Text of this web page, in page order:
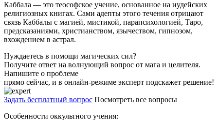
Каббала — это теософское учение, основанное на иудейских
религиозных книгах. Сами адепты этого течения отрицают
связь Каббалы с магией, мистикой, парапсихологией, Таро,
предсказаниями, христианством, язычеством, гипнозом,
вхождением в астрал.
Нуждаетесь в помощи магических сил?
Получите ответ на волнующий вопрос от мага и целителя.
Напишите о проблеме
прямо сейчас, и в онлайн-режиме эксперт подскажет решение!
Задать бесплатный вопрос Посмотреть все вопросы
Особенности оккультного учения: